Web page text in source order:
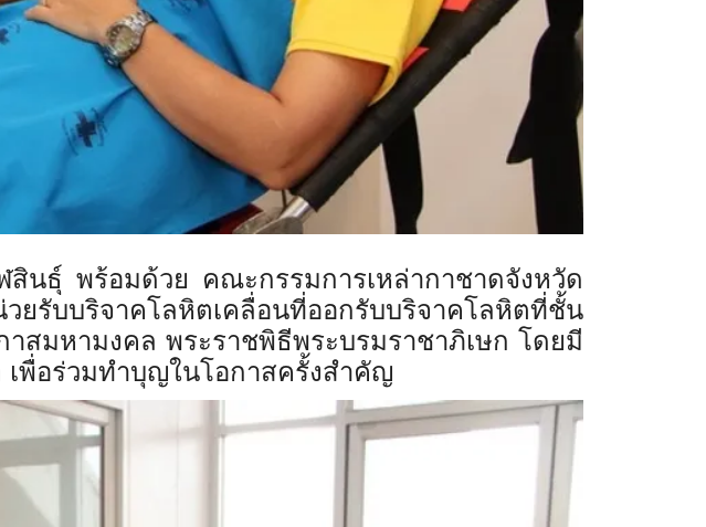
นธุ์ พร้อมด้วย คณะกรรมการเหล่ากาชาดจังหวัด
ยรับบริจาคโลหิตเคลื่อนที่ออกรับบริจาคโลหิตที่ชั้น
สมหามงคล พระราชพิธีพระบรมราชาภิเษก โดยมี
พื่อร่วมทำบุญในโอกาสครั้งสำคัญ